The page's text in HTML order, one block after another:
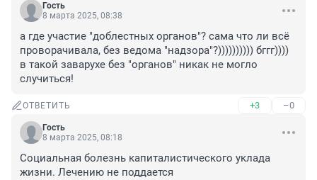
Гость
8 марта 2025, 08:38
а где участие "доблестных органов"? сама что ли всё
проворачивала, без ведома "надзора"?)))))))))) бггг))))
в такой заварухе без "органов" никак не могло
случиться!
ОТВЕТИТЬ +3 –0
Гость
8 марта 2025, 08:18
Социальная болезнь капиталистического уклада
жизни. Лечению не поддается